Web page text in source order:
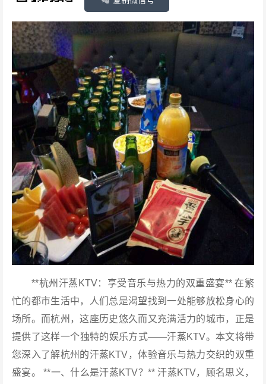
**杭州汗蒸KTV：享受音乐与热力的双重盛宴** 在繁
忙的都市生活中，人们总是渴望找到一处能够放松身心的
场所。而杭州，这座历史悠久而又充满活力的城市，正是
提供了这样一个独特的娱乐方式——汗蒸KTV。本文将带
您深入了解杭州的汗蒸KTV，体验音乐与热力交织的双重
盛宴。 **一、什么是汗蒸KTV？** 汗蒸KTV，顾名思义，